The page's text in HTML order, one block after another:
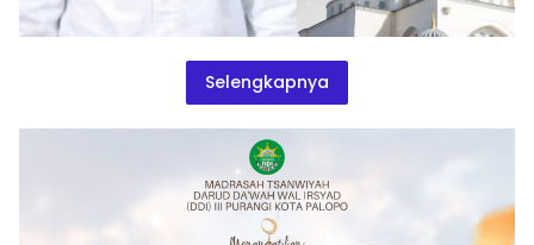
Selengkapnya